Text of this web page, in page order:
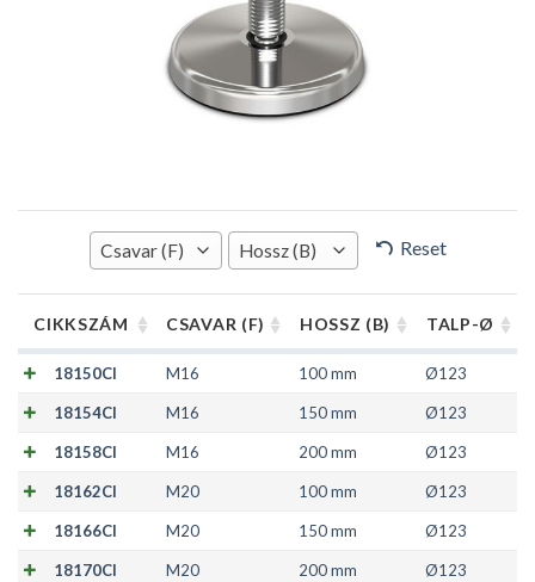
Csavar (F) Hossz (B) Reset
CIKKSZÁM CSAVAR (F) HOSSZ (B) TALP-Ø
18150CI M16 100 mm Ø123
18154CI M16 150 mm Ø123
18158CI M16 200 mm Ø123
18162CI M20 100 mm Ø123
18166CI M20 150 mm Ø123
18170CI M20 200 mm Ø123